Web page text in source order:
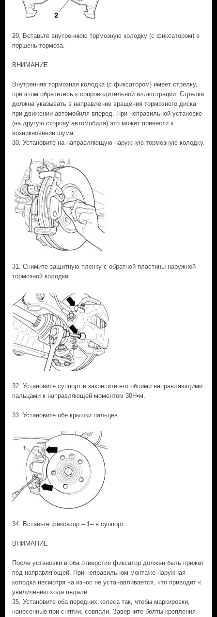
29. Вставьте внутреннюю тормозную колодку (с фиксатором) в
поршень тормоза.
ВНИМАНИЕ
Внутренняя тормозная колодка (с фиксатором) имеет стрелку,
при этом обратитесь к сопроводительной иллюстрации. Стрелка
должна указывать в направление вращения тормозного диска
при движении автомобиля вперед. При неправильной установке
(на другую сторону автомобиля) это может привести к
возникновении шума.
30. Установите на направляющую наружную тормозную колодку.
31. Снимите защитную пленку с обратной пластины наружной
тормозной колодки.
32. Установите суппорт и закрепите его обоими направляющими
пальцами к направляющей моментом 30Н•м.
33. Установите обе крышки пальцев.
34. Вставьте фиксатор – 1– в суппорт.
ВНИМАНИЕ
После установки в оба отверстия фиксатор должен быть прижат
под направляющей. При неправильном монтаже наружная
колодка несмотря на износ не устанавливается, что приводит к
увеличению хода педали.
35. Установите оба передних колеса так, чтобы маркировки,
нанесенные при снятии, совпали. Заверните болты крепления